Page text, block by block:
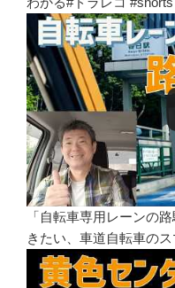
「自転車専用レーンの
きたい、車道自転車の